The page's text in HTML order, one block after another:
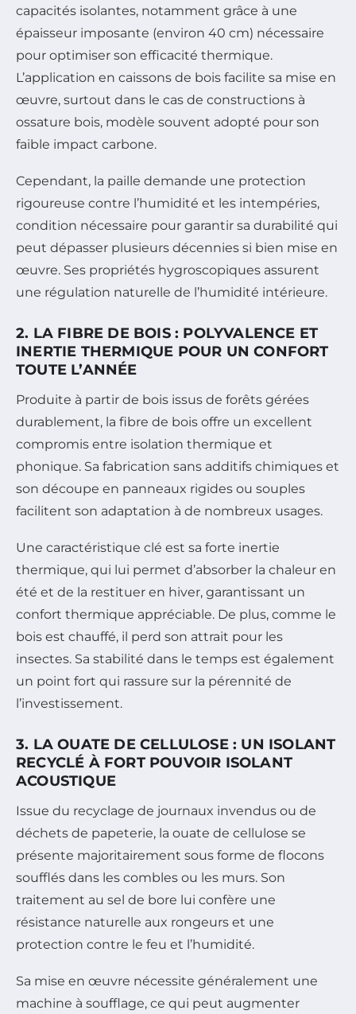
capacités isolantes, notamment grâce à une
épaisseur imposante (environ 40 cm) nécessaire
pour optimiser son efficacité thermique.
L’application en caissons de bois facilite sa mise en
œuvre, surtout dans le cas de constructions à
ossature bois, modèle souvent adopté pour son
faible impact carbone.
Cependant, la paille demande une protection
rigoureuse contre l’humidité et les intempéries,
condition nécessaire pour garantir sa durabilité qui
peut dépasser plusieurs décennies si bien mise en
œuvre. Ses propriétés hygroscopiques assurent
une régulation naturelle de l’humidité intérieure.
2. LA FIBRE DE BOIS : POLYVALENCE ET
INERTIE THERMIQUE POUR UN CONFORT
TOUTE L’ANNÉE
Produite à partir de bois issus de forêts gérées
durablement, la fibre de bois offre un excellent
compromis entre isolation thermique et
phonique. Sa fabrication sans additifs chimiques et
son découpe en panneaux rigides ou souples
facilitent son adaptation à de nombreux usages.
Une caractéristique clé est sa forte inertie
thermique, qui lui permet d’absorber la chaleur en
été et de la restituer en hiver, garantissant un
confort thermique appréciable. De plus, comme le
bois est chauffé, il perd son attrait pour les
insectes. Sa stabilité dans le temps est également
un point fort qui rassure sur la pérennité de
l’investissement.
3. LA OUATE DE CELLULOSE : UN ISOLANT
RECYCLÉ À FORT POUVOIR ISOLANT
ACOUSTIQUE
Issue du recyclage de journaux invendus ou de
déchets de papeterie, la ouate de cellulose se
présente majoritairement sous forme de flocons
soufflés dans les combles ou les murs. Son
traitement au sel de bore lui confère une
résistance naturelle aux rongeurs et une
protection contre le feu et l’humidité.
Sa mise en œuvre nécessite généralement une
machine à soufflage, ce qui peut augmenter